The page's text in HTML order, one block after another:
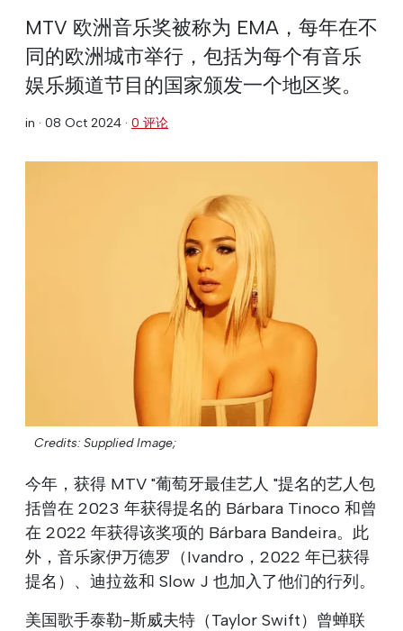
MTV 欧洲音乐奖被称为 EMA，每年在不
同的欧洲城市举行，包括为每个有音乐
娱乐频道节目的国家颁发一个地区奖。
in · 08 Oct 2024 · 0 评论
Credits: Supplied Image;
今年，获得 MTV "葡萄牙最佳艺人 "提名的艺人包
括曾在 2023 年获得提名的 Bárbara Tinoco 和曾
在 2022 年获得该奖项的 Bárbara Bandeira。此
外，音乐家伊万德罗（Ivandro，2022 年已获得
提名）、迪拉兹和 Slow J 也加入了他们的行列。
美国歌手泰勒-斯威夫特（Taylor Swift）曾蝉联